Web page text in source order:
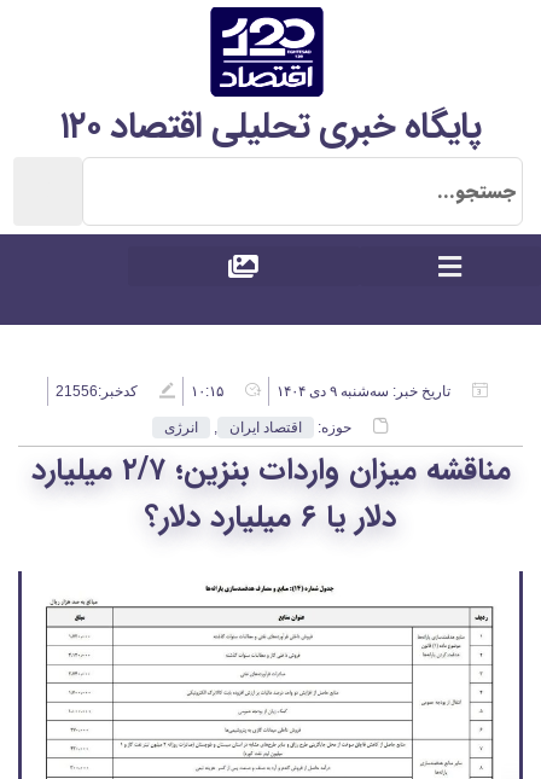
پایگاه خبری تحلیلی اقتصاد ۱۲۰
تاریخ خبر: سه‌شنبه ۹ دی ۱۴۰۴ ۱۰:۱۵ کدخبر:21556
حوزه: اقتصاد ایران , انرژی
مناقشه میزان واردات بنزین؛ ۲/۷ میلیارد
دلار یا ۶ میلیارد دلار؟